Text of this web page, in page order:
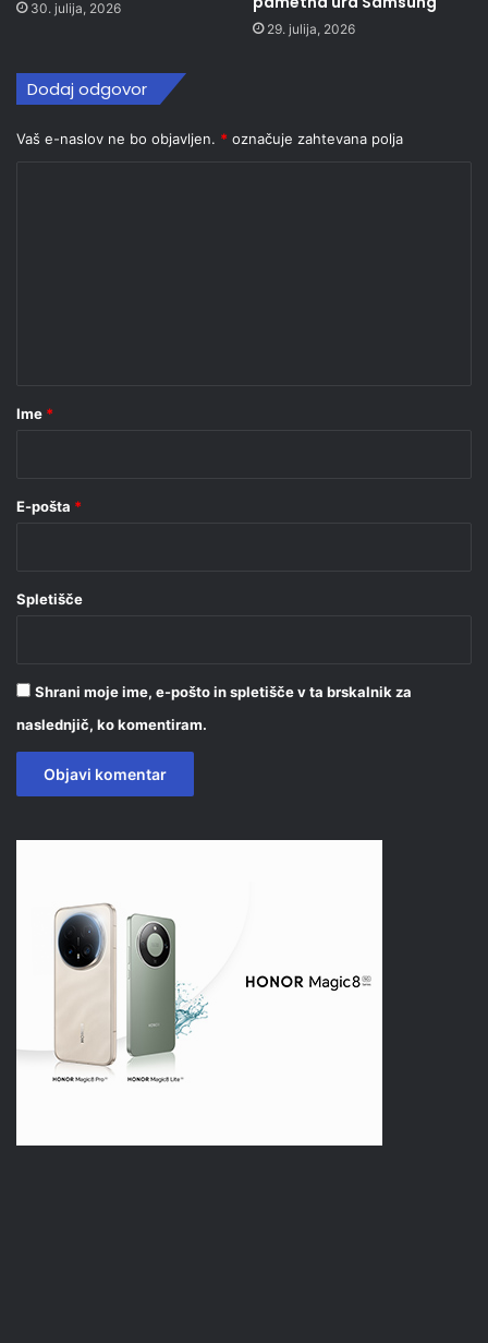
30. julija, 2026
29. julija, 2026
Dodaj odgovor
Vaš e-naslov ne bo objavljen. * označuje zahtevana polja
rIme *
E-pošta *
Spletišče
Shrani moje ime, e-pošto in spletišče v ta brskalnik za
naslednjič, ko komentiram.